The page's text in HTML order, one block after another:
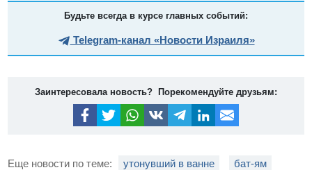
Будьте всегда в курсе главных событий:
Telegram-канал «Новости Израиля»
Заинтересовала новость? Порекомендуйте друзьям:
Еще новости по теме: утонувший в ванне бат-ям